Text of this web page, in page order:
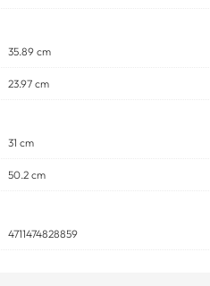
35.89 cm
23.97 cm
31 cm
50.2 cm
4711474828859